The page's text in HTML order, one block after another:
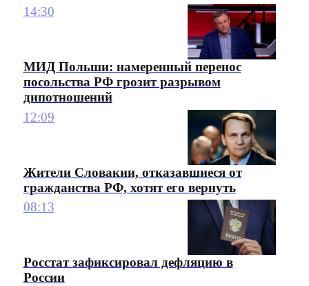
14:30
МИД Польши: намеренный перенос
посольства РФ грозит разрывом
дипотношений
12:09
Жители Словакии, отказавшиеся от
гражданства РФ, хотят его вернуть
08:13
Росстат зафиксировал дефляцию в
России